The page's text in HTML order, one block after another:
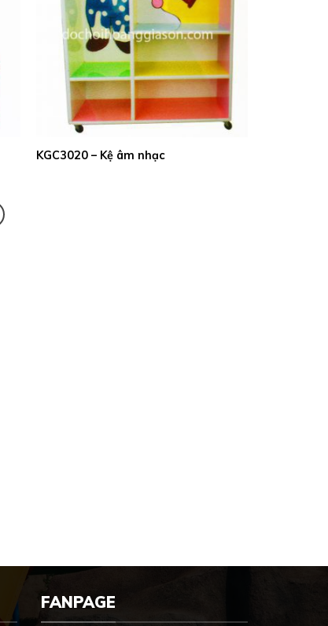
KGC3020 – Kệ âm nhạc
FANPAGE